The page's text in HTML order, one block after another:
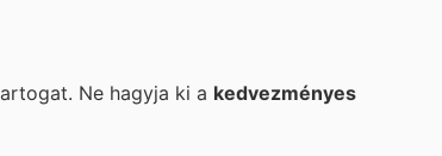
Ne hagyja ki a kedvezményes